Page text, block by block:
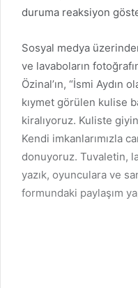
duruma reaksiyon
Sosyal medya
ve lavaboların
Özinal’ın, “İsmi
kıymet görülen kulise
kiralıyoruz. Kuliste
Kendi imkanlarımızla
donuyoruz. Tuvaletin,
yazık, oyunculara ve
formundaki paylaşım